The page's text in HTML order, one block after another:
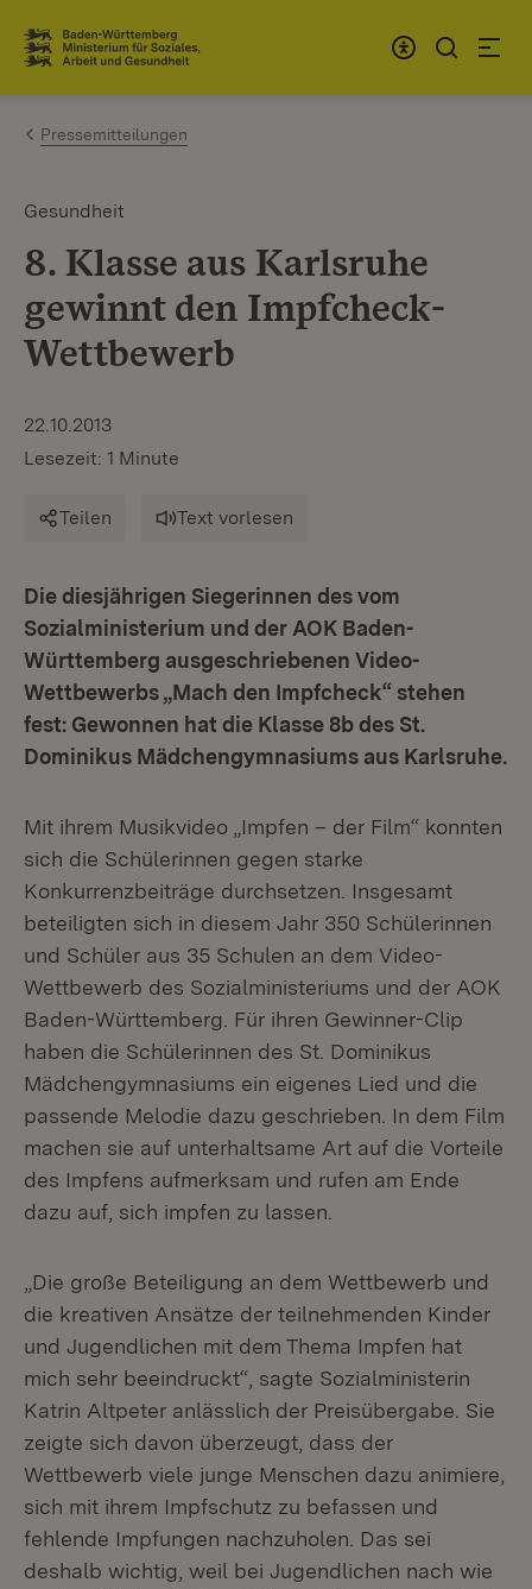
Zum Inhalt springen
Link zur Startseite
Pressemitteilungen
Gesundheit
8. Klasse aus Karlsruhe
gewinnt den Impfcheck-
Wettbewerb
22.10.2013
Lesezeit: 1 Minute
Teilen Text vorlesen
Die diesjährigen Siegerinnen des vom
Sozialministerium und der AOK Baden-
Württemberg ausgeschriebenen Video-
Wettbewerbs „Mach den Impfcheck“ stehen
fest: Gewonnen hat die Klasse 8b des St.
Dominikus Mädchengymnasiums aus Karlsruhe.
Mit ihrem Musikvideo „Impfen – der Film“ konnten
sich die Schülerinnen gegen starke
Konkurrenzbeiträge durchsetzen. Insgesamt
beteiligten sich in diesem Jahr 350 Schülerinnen
und Schüler aus 35 Schulen an dem Video-
Wettbewerb des Sozialministeriums und der AOK
Baden-Württemberg. Für ihren Gewinner-Clip
haben die Schülerinnen des St. Dominikus
Mädchengymnasiums ein eigenes Lied und die
passende Melodie dazu geschrieben. In dem Film
machen sie auf unterhaltsame Art auf die Vorteile
des Impfens aufmerksam und rufen am Ende
dazu auf, sich impfen zu lassen.
„Die große Beteiligung an dem Wettbewerb und
die kreativen Ansätze der teilnehmenden Kinder
und Jugendlichen mit dem Thema Impfen hat
mich sehr beeindruckt“, sagte Sozialministerin
Katrin Altpeter anlässlich der Preisübergabe. Sie
zeigte sich davon überzeugt, dass der
Wettbewerb viele junge Menschen dazu animiere,
sich mit ihrem Impfschutz zu befassen und
fehlende Impfungen nachzuholen. Das sei
deshalb wichtig, weil bei Jugendlichen nach wie